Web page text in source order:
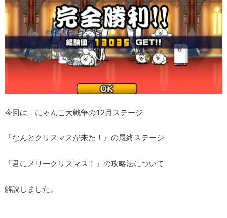
今回は、にゃんこ大戦争の12月ステージ
『なんとクリスマスが来た！』の最終ステージ
『君にメリークリスマス！』の攻略法について
解説しました。